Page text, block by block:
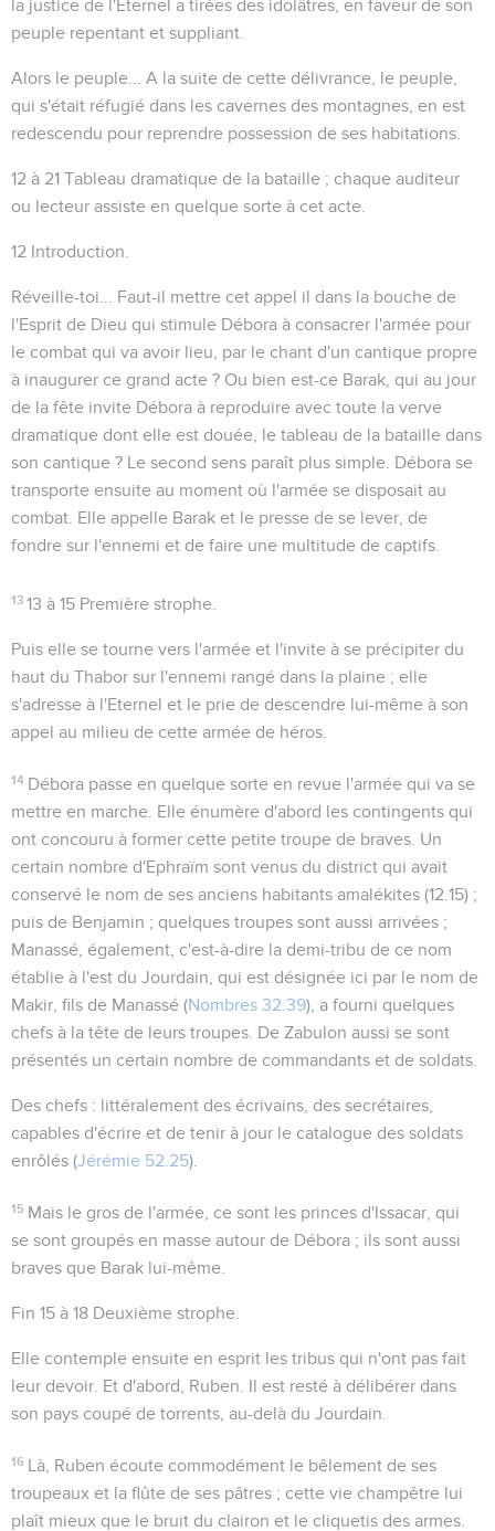
la justice de l'Eternel a tirées des idolâtres, en faveur de son
peuple repentant et suppliant.
Alors le peuple...
A la suite de cette délivrance, le peuple,
qui s'était réfugié dans les cavernes des montagnes, en est
redescendu pour reprendre possession de ses habitations.
12 à 21 Tableau dramatique de la bataille ; chaque auditeur
ou lecteur assiste en quelque sorte à cet acte.
12 Introduction.
Réveille-toi...
Faut-il mettre cet appel il dans la bouche de
l'Esprit de Dieu qui stimule Débora à consacrer l'armée pour
le combat qui va avoir lieu, par le chant d'un cantique propre
à inaugurer ce grand acte ? Ou bien est-ce Barak, qui au jour
de la fête invite Débora à reproduire avec toute la verve
dramatique dont elle est douée, le tableau de la bataille dans
son cantique ? Le second sens paraît plus simple. Débora se
transporte ensuite au moment où l'armée se disposait au
combat. Elle appelle Barak et le presse de se lever, de
fondre sur l'ennemi et de faire une multitude de captifs.
13 13 à 15 Première strophe.
Puis elle se tourne vers l'armée et l'invite à se précipiter du
haut du Thabor sur l'ennemi rangé dans la plaine ; elle
s'adresse à l'Eternel et le prie de descendre lui-même à son
appel au milieu de cette armée de héros.
14 Débora passe en quelque sorte en revue l'armée qui va se
mettre en marche. Elle énumère d'abord les contingents qui
ont concouru à former cette petite troupe de braves. Un
certain nombre d'Ephraïm sont venus du district qui avait
conservé le nom de ses anciens habitants amalékites (12.15) ;
puis de Benjamin ; quelques troupes sont aussi arrivées ;
Manassé, également, c'est-à-dire la demi-tribu de ce nom
établie à l'est du Jourdain, qui est désignée ici par le nom de
Makir , fils de Manassé (Nombres 32.39), a fourni quelques
chefs à la tête de leurs troupes. De Zabulon aussi se sont
présentés un certain nombre de commandants et de soldats.
Des chefs : littéralement des écrivains, des secrétaires,
capables d'écrire et de tenir à jour le catalogue des soldats
enrôlés (Jérémie 52.25).
15 Mais le gros de l'armée, ce sont les princes d'Issacar, qui
se sont groupés en masse autour de Débora ; ils sont aussi
braves que Barak lui-même.
Fin 15 à 18 Deuxième strophe.
Elle contemple ensuite en esprit les tribus qui n'ont pas fait
leur devoir. Et d'abord, Ruben . Il est resté à délibérer dans
son pays coupé de torrents, au-delà du Jourdain.
16 Là, Ruben écoute commodément le bêlement de ses
troupeaux et la flûte de ses pâtres ; cette vie champêtre lui
plaît mieux que le bruit du clairon et le cliquetis des armes.